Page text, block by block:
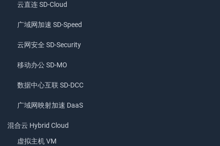
云直连 SD-Cloud
广域网加速 SD-Speed
云网安全 SD-Security
移动办公 SD-MO
数据中心互联 SD-DCC
广域网映射加速 DaaS
混合云 Hybrid Cloud
虚拟主机 VM